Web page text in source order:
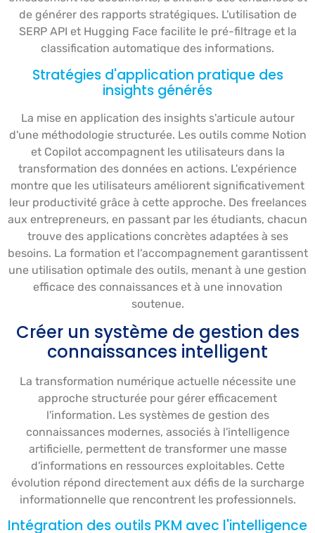
de générer des rapports stratégiques. L'utilisation de
SERP API et Hugging Face facilite le pré-filtrage et la
classification automatique des informations.
Stratégies d'application pratique des
insights générés
La mise en application des insights s'articule autour
d'une méthodologie structurée. Les outils comme Notion
et Copilot accompagnent les utilisateurs dans la
transformation des données en actions. L'expérience
montre que les utilisateurs améliorent significativement
leur productivité grâce à cette approche. Des freelances
aux entrepreneurs, en passant par les étudiants, chacun
trouve des applications concrètes adaptées à ses
besoins. La formation et l'accompagnement garantissent
une utilisation optimale des outils, menant à une gestion
efficace des connaissances et à une innovation
soutenue.
Créer un système de gestion des
connaissances intelligent
La transformation numérique actuelle nécessite une
approche structurée pour gérer efficacement
l'information. Les systèmes de gestion des
connaissances modernes, associés à l'intelligence
artificielle, permettent de transformer une masse
d'informations en ressources exploitables. Cette
évolution répond directement aux défis de la surcharge
informationnelle que rencontrent les professionnels.
Intégration des outils PKM avec l'intelligence